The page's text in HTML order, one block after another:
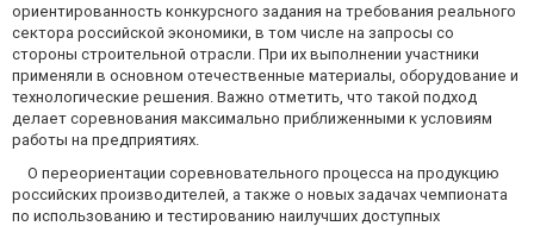
ориентированность конкурсного задания на требования реального
сектора российской экономики, в том числе на запросы со
стороны строительной отрасли. При их выполнении участники
применяли в основном отечественные материалы, оборудование и
технологические решения. Важно отметить, что такой подход
делает соревнования максимально приближенными к условиям
работы на предприятиях.
О переориентации соревновательного процесса на продукцию
российских производителей, а также о новых задачах чемпионата
по использованию и тестированию наилучших доступных